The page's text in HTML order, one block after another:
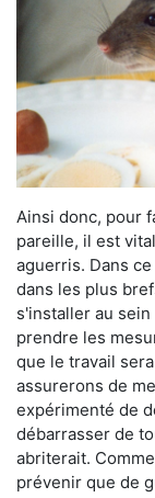
Ainsi donc, pour
pareille, il est
aguerris. Dans
dans les plus
s'installer au
prendre les
que le travail
assurerons de
expérimenté de
débarrasser de
abriterait.
prévenir que de